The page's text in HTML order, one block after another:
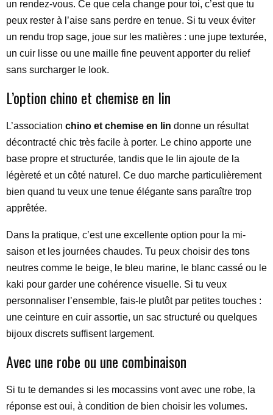
un rendez-vous. Ce que cela change pour toi, c’est que tu
peux rester à l’aise sans perdre en tenue. Si tu veux éviter
un rendu trop sage, joue sur les matières : une jupe texturée,
un cuir lisse ou une maille fine peuvent apporter du relief
sans surcharger le look.
L’option chino et chemise en lin
L’association chino et chemise en lin donne un résultat
décontracté chic très facile à porter. Le chino apporte une
base propre et structurée, tandis que le lin ajoute de la
légèreté et un côté naturel. Ce duo marche particulièrement
bien quand tu veux une tenue élégante sans paraître trop
apprêtée.
Dans la pratique, c’est une excellente option pour la mi-
saison et les journées chaudes. Tu peux choisir des tons
neutres comme le beige, le bleu marine, le blanc cassé ou le
kaki pour garder une cohérence visuelle. Si tu veux
personnaliser l’ensemble, fais-le plutôt par petites touches :
une ceinture en cuir assortie, un sac structuré ou quelques
bijoux discrets suffisent largement.
Avec une robe ou une combinaison
Si tu te demandes si les mocassins vont avec une robe, la
réponse est oui, à condition de bien choisir les volumes.